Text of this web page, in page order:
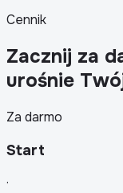
Cennik
Zacznij za
urośnie
Za darmo
Start
·